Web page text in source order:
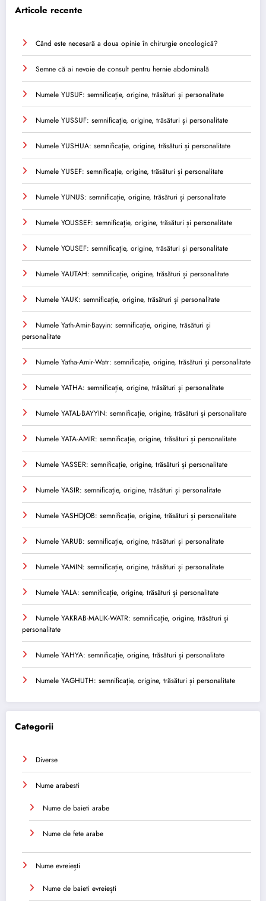
Articole recente
Când este necesară a doua opinie în chirurgie oncologică?
Semne că ai nevoie de consult pentru hernie abdominală
Numele YUSUF: semnificație, origine, trăsături și personalitate
Numele YUSSUF: semnificație, origine, trăsături și personalitate
Numele YUSHUA: semnificație, origine, trăsături și personalitate
Numele YUSEF: semnificație, origine, trăsături și personalitate
Numele YUNUS: semnificație, origine, trăsături și personalitate
Numele YOUSSEF: semnificație, origine, trăsături și personalitate
Numele YOUSEF: semnificație, origine, trăsături și personalitate
Numele YAUTAH: semnificație, origine, trăsături și personalitate
Numele YAUK: semnificație, origine, trăsături și personalitate
Numele Yath-Amir-Bayyin: semnificație, origine, trăsături și
personalitate
Numele Yatha-Amir-Watr: semnificație, origine, trăsături și personalitate
Numele YATHA: semnificație, origine, trăsături și personalitate
Numele YATAL-BAYYIN: semnificație, origine, trăsături și personalitate
Numele YATA-AMIR: semnificație, origine, trăsături și personalitate
Numele YASSER: semnificație, origine, trăsături și personalitate
Numele YASIR: semnificație, origine, trăsături și personalitate
Numele YASHDJOB: semnificație, origine, trăsături și personalitate
Numele YARUB: semnificație, origine, trăsături și personalitate
Numele YAMIN: semnificație, origine, trăsături și personalitate
Numele YALA: semnificație, origine, trăsături și personalitate
Numele YAKRAB-MALIK-WATR: semnificație, origine, trăsături și
personalitate
Numele YAHYA: semnificație, origine, trăsături și personalitate
Numele YAGHUTH: semnificație, origine, trăsături și personalitate
Categorii
Diverse
Nume arabesti
Nume de baieti arabe
Nume de fete arabe
Nume evreiești
Nume de baieti evreiești